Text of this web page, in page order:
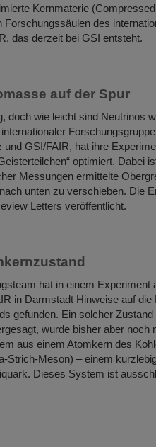
Kernmaterie
Forschungssäulen des
das derzeit bei GSI entsteht.
auf der Spur
doch wie leicht sind Neutrinos
GSI/FAIR, hat ihre
optimiert. Dabei
Messungen ermittelte
unten zu verschieben. Die
Letters veröffentlicht.
hat in einem Experiment
in Darmstadt Hinweise auf die
gefunden. Ein solcher
wurde bisher aber noch
aus einem Atomkern des
Strich-Meson) – einem
Dieses System ist